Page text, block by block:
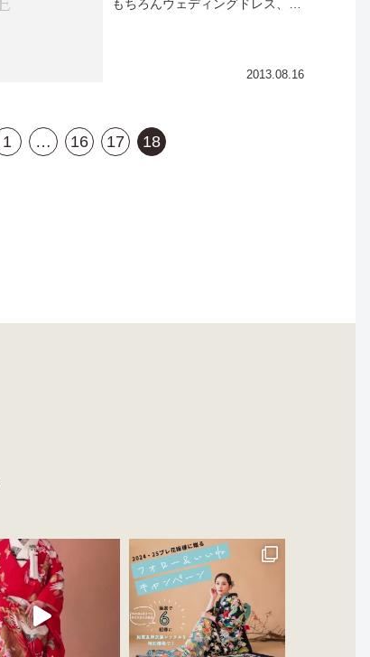
もちろんウェディングドレス、カ
も豊富なスタッフが、ヘア・...
2013.08.16
1 … 16 17 18